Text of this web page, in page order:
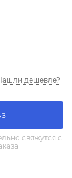
дешевле?
свяжутся с